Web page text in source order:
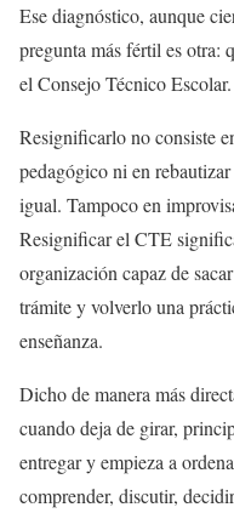
Ese diagnóstico, aunque
pregunta más fértil es otra:
el Consejo Técnico Escolar.
Resignificarlo no consiste
pedagógico ni en
igual. Tampoco en
Resignificar el CTE
organización capaz de
trámite y volverlo una
enseñanza.
Dicho de manera más
cuando deja de girar,
entregar y empieza a
comprender, discutir,